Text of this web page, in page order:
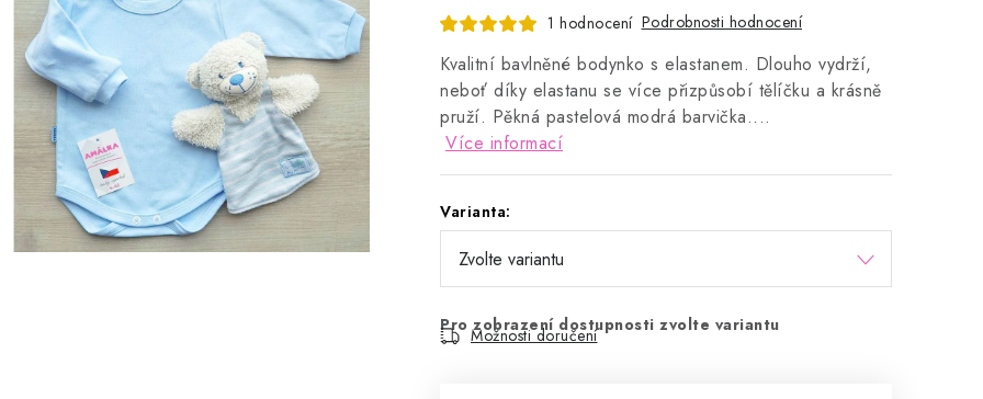
1 hodnocení Podrobnosti hodnocení
Kvalitní bavlněné bodynko s elastanem. Dlouho vydrží,
neboť díky elastanu se více přizpůsobí tělíčku a krásně
pruží. Pěkná pastelová modrá barvička....
Více informací
Varianta:
Pro zobrazení dostupnosti zvolte variantu
Možnosti doručení